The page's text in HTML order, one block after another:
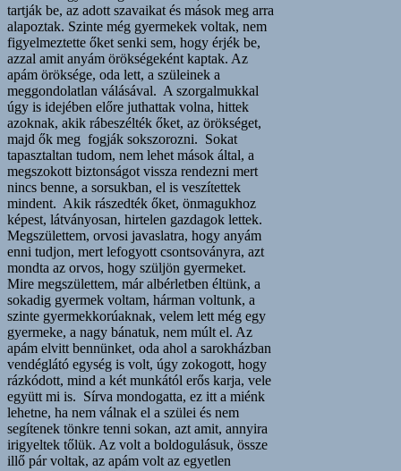
tartják be, az adott szavaikat és mások meg arra
alapoztak. Szinte még gyermekek voltak, nem
figyelmeztette őket senki sem, hogy érjék be,
azzal amit anyám örökségeként kaptak. Az
apám öröksége, oda lett, a szüleinek a
meggondolatlan válásával. A szorgalmukkal
úgy is idejében előre juthattak volna, hittek
azoknak, akik rábeszélték őket, az örökséget,
majd ők meg fogják sokszorozni. Sokat
tapasztaltan tudom, nem lehet mások által, a
megszokott biztonságot vissza rendezni mert
nincs benne, a sorsukban, el is veszítettek
mindent. Akik rászedték őket, önmagukhoz
képest, látványosan, hirtelen gazdagok lettek.
Megszülettem, orvosi javaslatra, hogy anyám
enni tudjon, mert lefogyott csontsoványra, azt
mondta az orvos, hogy szüljön gyermeket.
Mire megszülettem, már albérletben éltünk, a
sokadig gyermek voltam, hárman voltunk, a
szinte gyermekkorúaknak, velem lett még egy
gyermeke, a nagy bánatuk, nem múlt el. Az
apám elvitt bennünket, oda ahol a sarokházban
vendéglátó egység is volt, úgy zokogott, hogy
rázkódott, mind a két munkától erős karja, vele
együtt mi is. Sírva mondogatta, ez itt a miénk
lehetne, ha nem válnak el a szülei és nem
segítenek tönkre tenni sokan, azt amit, annyira
irigyeltek tőlük. Az volt a boldogulásuk, össze
illő pár voltak, az apám volt az egyetlen